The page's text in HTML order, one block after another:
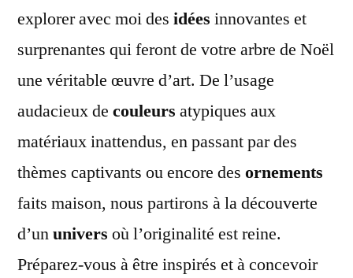
explorer avec moi des idées innovantes et
surprenantes qui feront de votre arbre de Noël
une véritable œuvre d’art. De l’usage
audacieux de couleurs atypiques aux
matériaux inattendus, en passant par des
thèmes captivants ou encore des ornements
faits maison, nous partirons à la découverte
d’ununivers où l’originalité est reine.
Préparez-vous à être inspirés et à concevoir